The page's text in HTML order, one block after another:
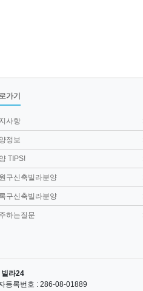
가기
사항
정보
TIPS!
구신축빌라분양
구신축빌라분양
하는질문
라24
등록번호 : 286-08-01889